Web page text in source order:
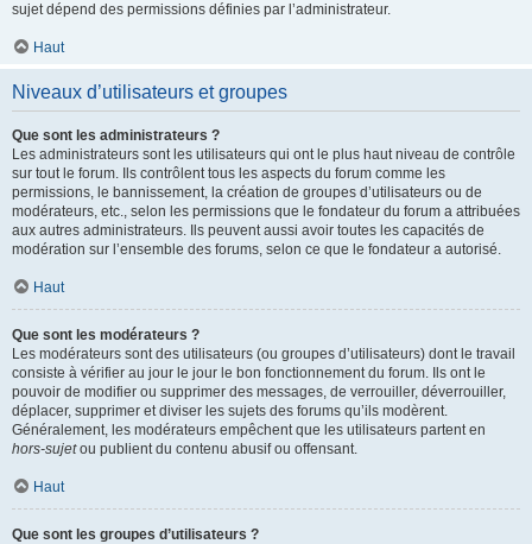
sujet dépend des permissions définies par l’administrateur.
Haut
Niveaux d’utilisateurs et groupes
Que sont les administrateurs ?
Les administrateurs sont les utilisateurs qui ont le plus haut niveau de contrôle
sur tout le forum. Ils contrôlent tous les aspects du forum comme les
permissions, le bannissement, la création de groupes d’utilisateurs ou de
modérateurs, etc., selon les permissions que le fondateur du forum a attribuées
aux autres administrateurs. Ils peuvent aussi avoir toutes les capacités de
modération sur l’ensemble des forums, selon ce que le fondateur a autorisé.
Haut
Que sont les modérateurs ?
Les modérateurs sont des utilisateurs (ou groupes d’utilisateurs) dont le travail
consiste à vérifier au jour le jour le bon fonctionnement du forum. Ils ont le
pouvoir de modifier ou supprimer des messages, de verrouiller, déverrouiller,
déplacer, supprimer et diviser les sujets des forums qu’ils modèrent.
Généralement, les modérateurs empêchent que les utilisateurs partent en
hors-sujetou publient du contenu abusif ou offensant.
Haut
Que sont les groupes d’utilisateurs ?